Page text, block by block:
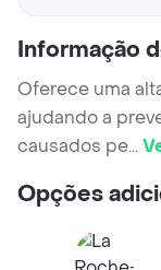
Informação
Oferece uma
ajudando a
causados pe...
Opções